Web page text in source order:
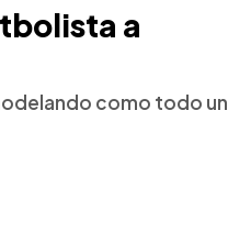
a
como todo un